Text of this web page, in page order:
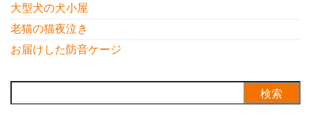
大型犬の犬小屋
老猫の猫夜泣き
お届けした防音ケージ
索: